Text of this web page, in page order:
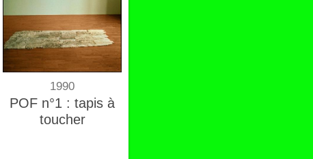
1990
POF n°1 : tapis à
toucher